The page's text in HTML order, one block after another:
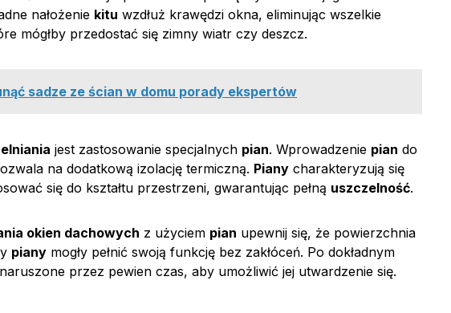
nałożenie kitu wzdłuż krawędzi okna, eliminując wszelkie
mógłby przedostać się zimny wiatr czy deszcz.
sadze ze ścian w domu porady ekspertów
jest zastosowanie specjalnych pian. Wprowadzenie pian do
na dodatkową izolację termiczną. Piany charakteryzują się
się do kształtu przestrzeni, gwarantując pełną uszczelność.
okien dachowych z użyciem pian upewnij się, że powierzchnia
piany mogły pełnić swoją funkcję bez zakłóceń. Po dokładnym
przez pewien czas, aby umożliwić jej utwardzenie się.